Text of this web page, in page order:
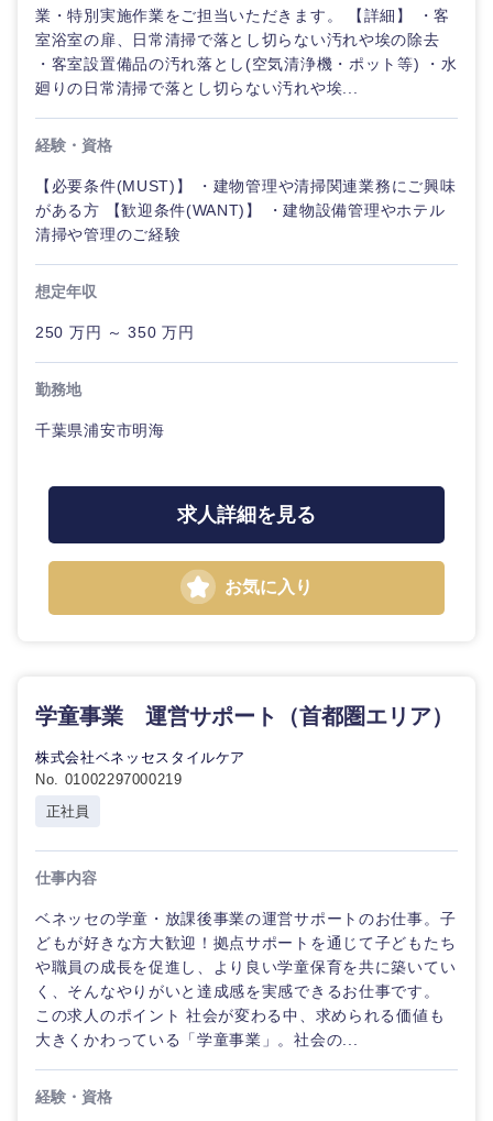
業・特別実施作業をご担当いただきます。 【詳細】 ・客
室浴室の扉、日常清掃で落とし切らない汚れや埃の除去
・客室設置備品の汚れ落とし(空気清浄機・ポット等) ・水
廻りの日常清掃で落とし切らない汚れや埃...
経験・資格
【必要条件(MUST)】 ・建物管理や清掃関連業務にご興味
がある方 【歓迎条件(WANT)】 ・建物設備管理やホテル
清掃や管理のご経験
想定年収
250 万円 ～ 350 万円
勤務地
千葉県浦安市明海
求人詳細を見る
お気に入り
学童事業 運営サポート（首都圏エリア）
株式会社ベネッセスタイルケア
No. 01002297000219
正社員
仕事内容
ベネッセの学童・放課後事業の運営サポートのお仕事。子
どもが好きな方大歓迎！拠点サポートを通じて子どもたち
や職員の成長を促進し、より良い学童保育を共に築いてい
く、そんなやりがいと達成感を実感できるお仕事です。
この求人のポイント 社会が変わる中、求められる価値も
大きくかわっている「学童事業」。社会の...
経験・資格